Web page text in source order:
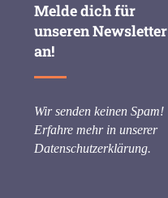
Melde dich für
unseren Newsletter
an!
Wir senden keinen Spam!
Erfahre mehr in unserer
Datenschutzerklärung.